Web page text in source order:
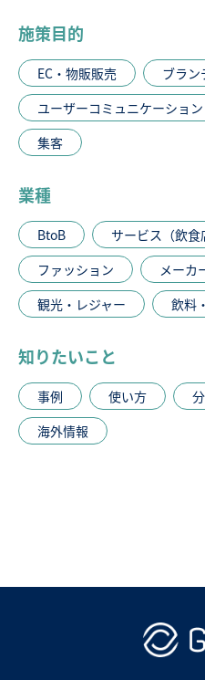
施策目的
EC・物販販売
ブラン
ユーザーコミュニケーション
集客
業種
BtoB
サービス（飲食
ファッション
メーカ
観光・レジャー
飲料
知りたいこと
事例 使い方
海外情報